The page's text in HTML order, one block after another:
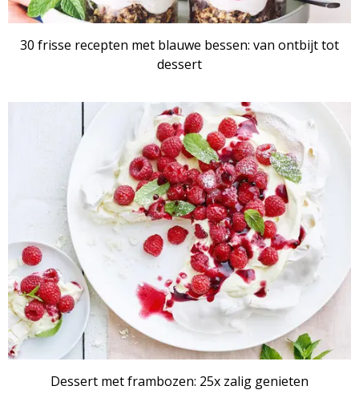
30 frisse recepten met blauwe bessen: van ontbijt tot
dessert
RECEPTENSET
Dessert met frambozen: 25x zalig genieten